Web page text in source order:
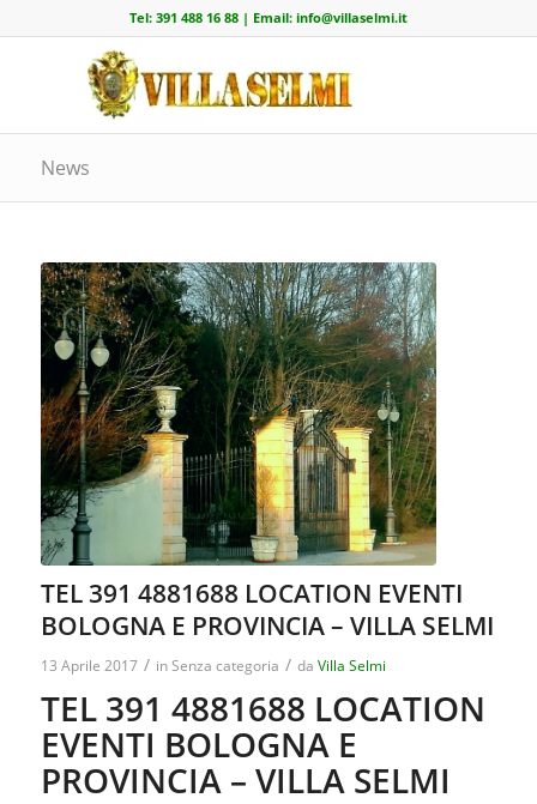
Tel: 391 488 16 88| Email: info@villaselmi.it
News
TEL 391 4881688 LOCATION EVENTI
BOLOGNA E PROVINCIA – VILLA SELMI
13 Aprile 2017 / inSenza categoria / da Villa Selmi
TEL 391 4881688 LOCATION
EVENTI BOLOGNA E
PROVINCIA – VILLA SELMI